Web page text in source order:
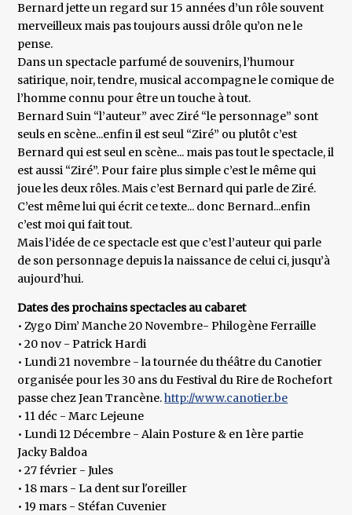
Bernard jette un regard sur 15 années d’un rôle souvent
merveilleux mais pas toujours aussi drôle qu’on ne le
pense.
Dans un spectacle parfumé de souvenirs, l’humour
satirique, noir, tendre, musical accompagne le comique de
l’homme connu pour être un touche à tout.
Bernard Suin “l’auteur” avec Ziré “le personnage” sont
seuls en scène...enfin il est seul “Ziré” ou plutôt c’est
Bernard qui est seul en scène... mais pas tout le spectacle, il
est aussi “Ziré”. Pour faire plus simple c’est le même qui
joue les deux rôles. Mais c’est Bernard qui parle de Ziré.
C’est même lui qui écrit ce texte... donc Bernard...enfin
c’est moi qui fait tout.
Mais l’idée de ce spectacle est que c’est l’auteur qui parle
de son personnage depuis la naissance de celui ci, jusqu’à
aujourd’hui.
Dates des prochains spectacles au cabaret
• Zygo Dim’ Manche 20 Novembre- Philogène Ferraille
• 20 nov - Patrick Hardi
• Lundi 21 novembre - la tournée du théâtre du Canotier
organisée pour les 30 ans du Festival du Rire de Rochefort
passe chez Jean Trancène.http://www.canotier.be
• 11 déc - Marc Lejeune
• Lundi 12 Décembre - Alain Posture & en 1ère partie
Jacky Baldoa
• 27 février - Jules
• 18 mars - La dent sur l'oreiller
• 19 mars - Stéfan Cuvenier